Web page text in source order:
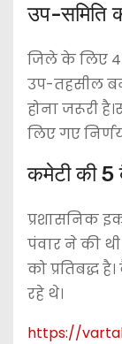
उप-समिति
जिले के लिए 4
उप-तहसील
होना जरूरी
लिए गए
कमेटी की
प्रशासनिक
पंवार ने की
को प्रतिबद्ध
रहे थे।
https://